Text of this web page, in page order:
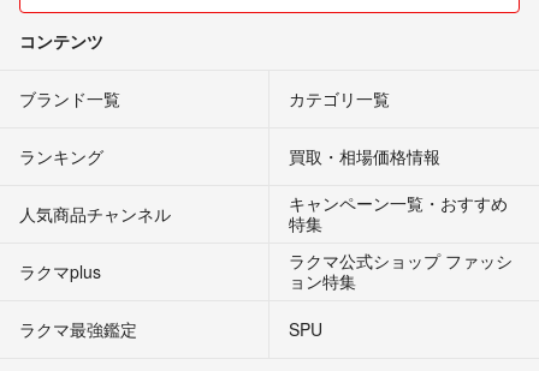
コンテンツ
ブランド一覧 カテゴリ一覧
ランキング 買取・相場価格情報
人気商品チャンネル
キャンペーン一覧・おすすめ
特集
ラクマplus
ラクマ公式ショップ ファッシ
ョン特集
ラクマ最強鑑定
SPU